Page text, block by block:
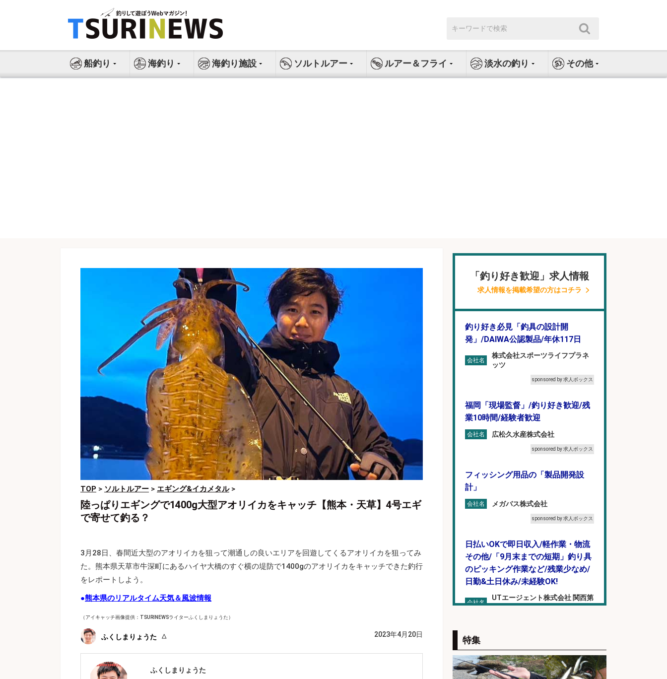
ス
索:
船釣り 海釣り 海釣り施設 ソルトルアー ルアー＆フライ 淡水の釣り その他
TOP > ソルトルアー > エギング&イカメタル>
陸っぱりエギングで1400g大型アオリイカをキャッチ【熊本・天草】4号エギ
で寄せて釣る？
3月28日、春間近大型のアオリイカを狙って潮通しの良いエリアを回遊してくるアオリイカを狙ってみ
た。熊本県天草市牛深町にあるハイヤ大橋のすぐ横の堤防で1400gのアオリイカをキャッチできた釣行
をレポートしよう。
●熊本県のリアルタイム天気＆風波情報
（アイキャッチ画像提供：TSURINEWSライターふくしまりょうた）
ふくしまりょうた 2023年4月20日
ふくしまりょうた
「釣り好き歓迎」求人情報
求人情報を掲載希望の方はコチラ
釣り好き必見「釣具の設計開
発」/DAIWA公認製品/年休117日
会社名
株式会社スポーツライフプラネ
ッツ
sponsored by 求人ボックス
福岡「現場監督」/釣り好き歓迎/残
業10時間/経験者歓迎
会社名 広松久水産株式会社
sponsored by 求人ボックス
フィッシング用品の「製品開発設
計」
会社名 メガバス株式会社
sponsored by 求人ボックス
日払いOKで即日収入/軽作業・物流
その他/「9月末までの短期」釣り具
のピッキング作業など/残業少なめ/
日勤&土日休み/未経験OK!
会社名
UTエージェント株式会社 関西第
二CU
仕分け・シール貼り/釣り具などの
出荷作業/兵庫県/神戸市北区
会社名 UTエージェント株式会社
特集